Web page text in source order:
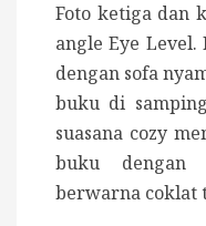
Foto ketiga dan
angle Eye
dengan sofa
buku di
suasana cozy
buku
berwarna coklat